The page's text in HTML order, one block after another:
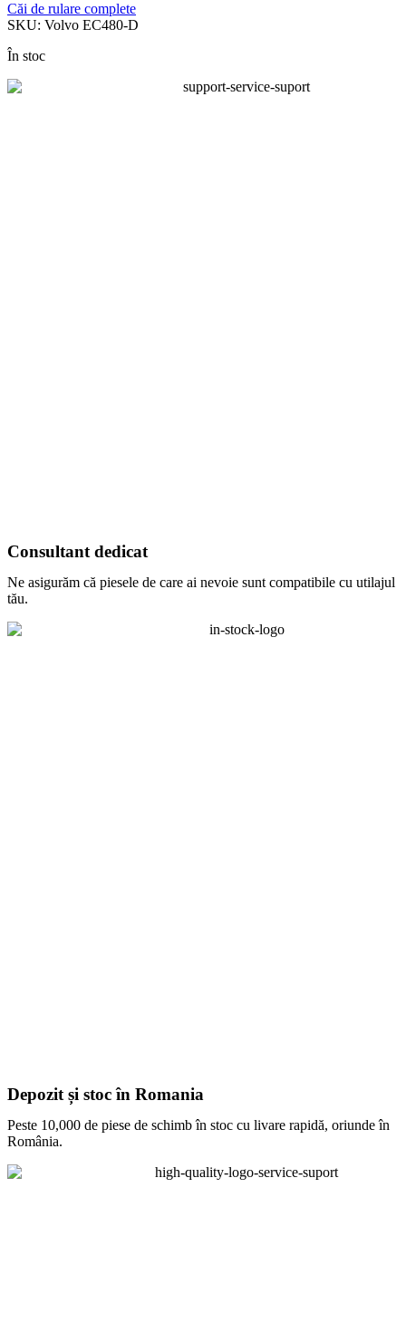
Căi de rulare complete
SKU: Volvo EC480-D
În stoc
Consultant dedicat
Ne asigurăm că piesele de care ai nevoie sunt compatibile cu utilajul
tău.
Depozit și stoc în Romania
Peste 10,000 de piese de schimb în stoc cu livare rapidă, oriunde în
România.